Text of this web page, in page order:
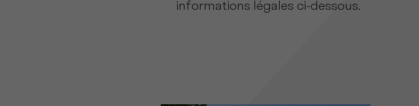
informations légales ci-dessous.